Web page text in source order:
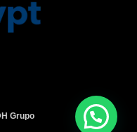
Grupo